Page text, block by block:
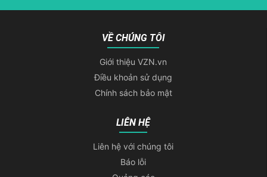
VỀ CHÚNG TÔI
Giới thiệu VZN.vn
Điều khoản sử dụng
Chính sách bảo mật
LIÊN HỆ
Liên hệ với chúng tôi
Báo lỗi